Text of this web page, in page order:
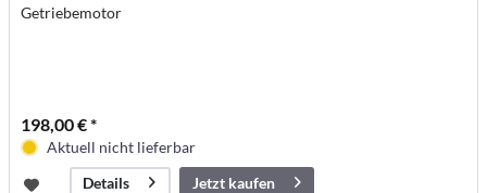
Getriebemotor
198,00 € *
Aktuell nicht lieferbar
Details
Jetzt kaufen